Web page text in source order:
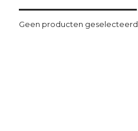
Geen producten geselecteerd.